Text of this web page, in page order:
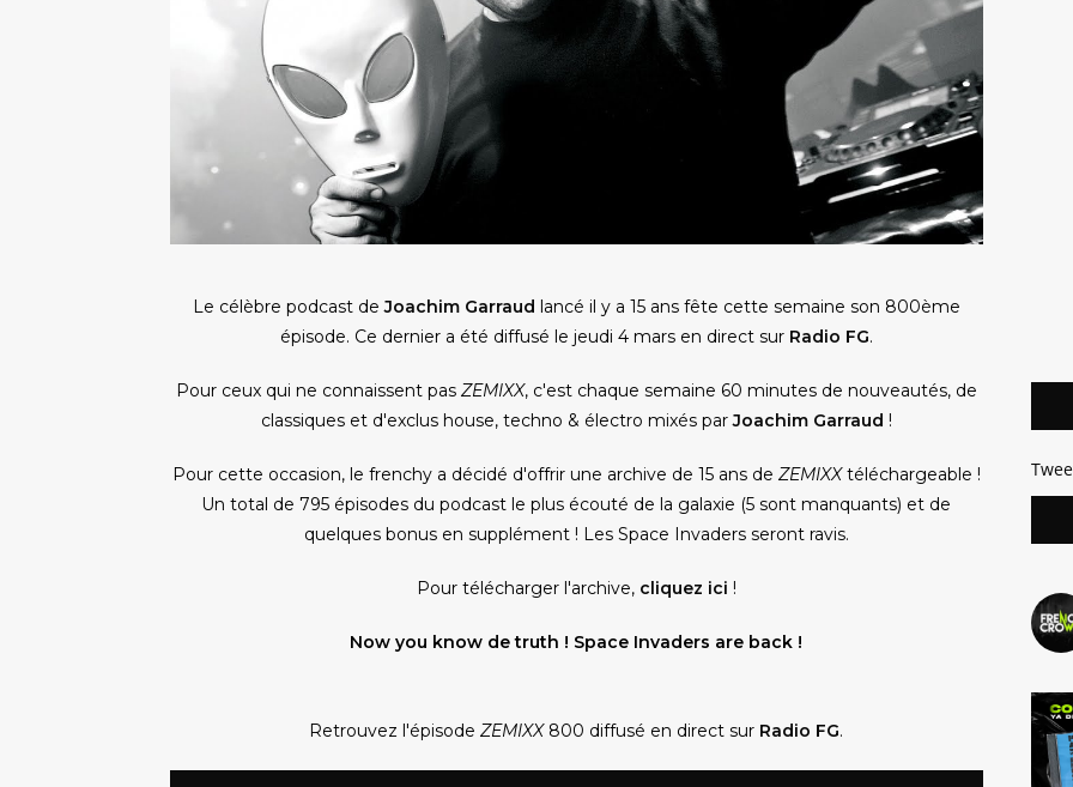
Le célèbre podcast deJoachim Garraud lancé il y a 15 ans fête cette semaine son 800ème
épisode. Ce dernier a été diffusé le jeudi 4 mars en direct sur Radio FG.
Pour ceux qui ne connaissent pas ZEMIXX, c'est chaque semaine 60 minutes de nouveautés, de
classiques et d'exclus house, techno & électro mixés parJoachim Garraud !
Pour cette occasion, le frenchy a décidé d'offrir une archive de 15 ans de ZEMIXXtéléchargeable !
Un total de 795 épisodes du podcast le plus écouté de la galaxie (5 sont manquants) et de
quelques bonus en supplément ! Les Space Invaders seront ravis.
Pour télécharger l'archive, cliquez ici !
Now you know de truth ! Space Invaders are back !
Retrouvez l'épisodeZEMIXX800 diffusé en direct sur Radio FG.